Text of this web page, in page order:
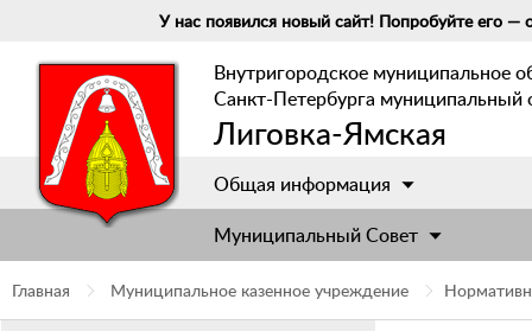
У нас появился новый сайт! Попробуйте его —
Внутригородское муниципальное
Санкт-Петербурга муниципальный
Лиговка-Ямская
Общая информация
Муниципальный Cовет
Главная Муниципальное казенное учреждение